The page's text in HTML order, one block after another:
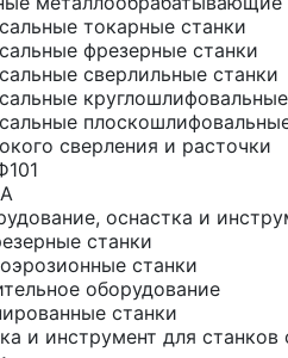
токарные станки
фрезерные станки
сверлильные станки
сверления и расточки
оснастка и
станки
станки
оборудование
станки
и инструмент для